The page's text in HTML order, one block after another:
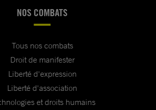
NOS COMBATS
Tous nos combats
Droit de manifester
Liberté d'expression
Liberté d'association
et droits humains